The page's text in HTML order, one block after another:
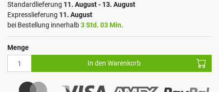
Standardlieferung 11. August - 13. August
Expresslieferung 11. August
bei Bestellung innerhalb3 Std. 03 Min.
Menge
In den Warenkorb